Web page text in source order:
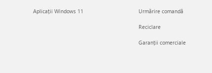
Aplicații Windows 11 Urmărire comandă
Reciclare
Garanții comerciale